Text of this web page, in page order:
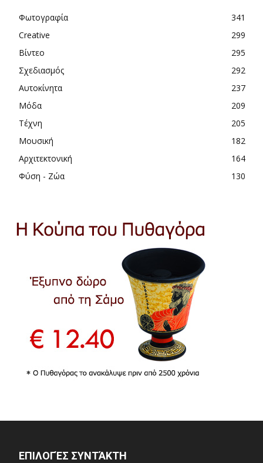
Φωτογραφία
341
Creative
299
Βίντεο
295
Σχεδιασμός
292
Αυτοκίνητα
237
Μόδα
209
Τέχνη
205
Μουσική
182
Αρχιτεκτονική
164
Φύση - Ζώα
130
ΕΠΙΛΟΓΈΣ ΣΥΝΤΆΚΤΗ